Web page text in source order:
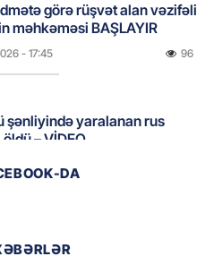
görə rüşvət alan vəzifəli
məhkəməsi BAŞLAYIR
- 17:45 96
şənliyində yaralanan rus
– VİDEO
546 min manatı 20
DA